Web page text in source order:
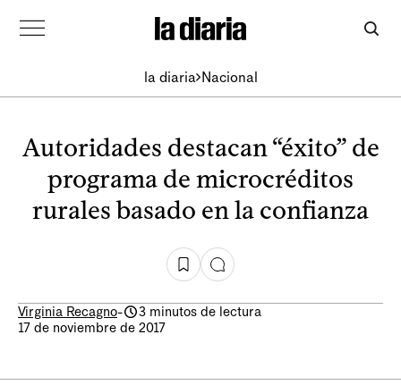
la diaria Nacional
Autoridades destacan “éxito” de
programa de microcréditos
rurales basado en la confianza
Virginia Recagno-
3 minutos de lectura
17 de noviembre de 2017